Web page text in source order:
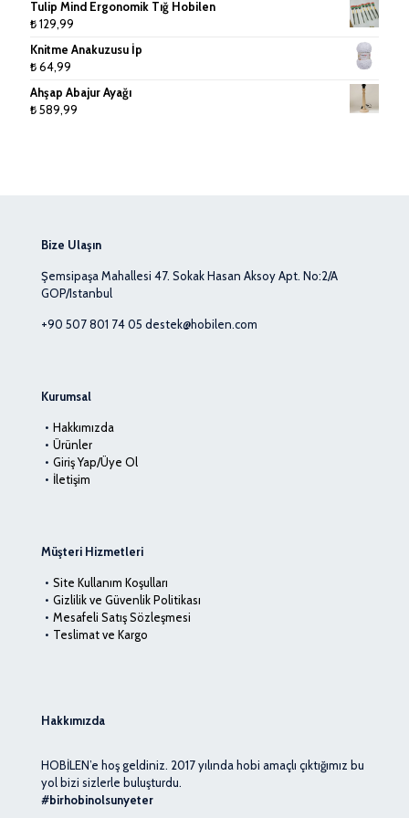
₺ 22,99
₺ 39,99
Tulip Mind Ergonomik Tığ Hobilen
₺129,99
Knitme Anakuzusu İp
₺64,99
Ahşap Abajur Ayağı
₺589,99
Bize Ulaşın
Şemsipaşa Mahallesi 47. Sokak Hasan Aksoy Apt. No:2/A
GOP/Istanbul
+90 507 801 74 05 destek@hobilen.com
Kurumsal
Hakkımızda
Ürünler
Giriş Yap/Üye Ol
İletişim
Müşteri Hizmetleri
Site Kullanım Koşulları
Gizlilik ve Güvenlik Politikası
Mesafeli Satış Sözleşmesi
Teslimat ve Kargo
Hakkımızda
HOBİLEN’e hoş geldiniz. 2017 yılında hobi amaçlı çıktığımız bu
yol bizi sizlerle buluşturdu.
#birhobinolsunyeter